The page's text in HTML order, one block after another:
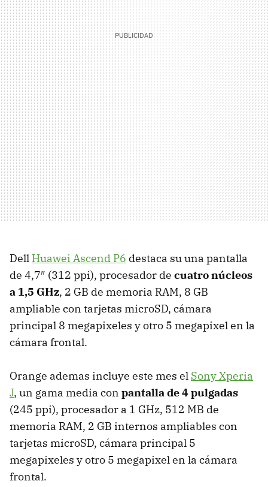
Dell Huawei Ascend P6 destaca su una pantalla
de 4,7″ (312 ppi), procesador de cuatro núcleos
a 1,5 GHz, 2 GB de memoria RAM, 8 GB
ampliable con tarjetas microSD, cámara
principal 8 megapixeles y otro 5 megapixel en la
cámara frontal.
Orange ademas incluye este mes el Sony Xperia
J, un gama media con pantalla de 4 pulgadas
(245 ppi), procesador a 1 GHz, 512 MB de
memoria RAM, 2 GB internos ampliables con
tarjetas microSD, cámara principal 5
megapixeles y otro 5 megapixel en la cámara
frontal.